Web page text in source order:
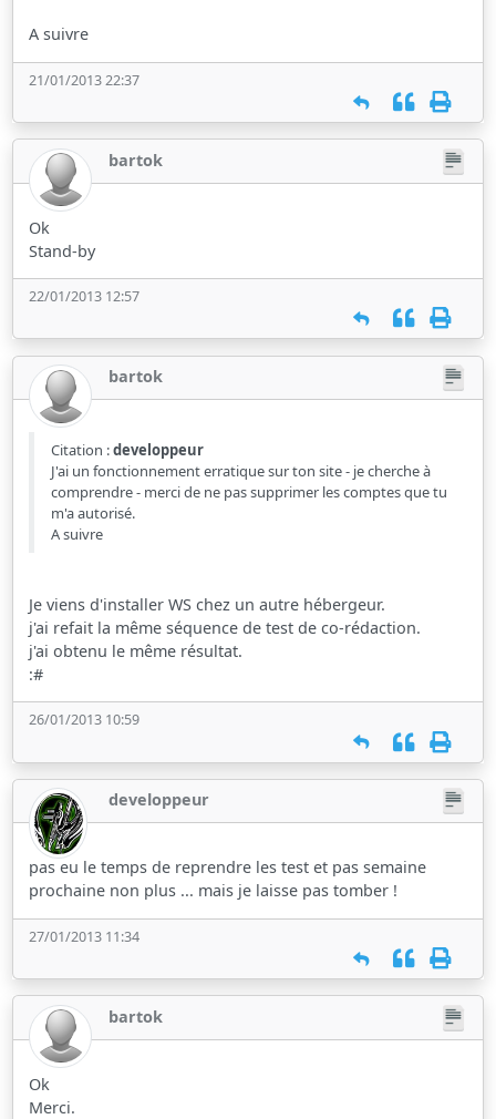
A suivre
21/01/2013 22:37
bartok
Ok
Stand-by
22/01/2013 12:57
bartok
Citation :developpeur
J'ai un fonctionnement erratique sur ton site - je cherche à
comprendre - merci de ne pas supprimer les comptes que tu
m'a autorisé.
A suivre
Je viens d'installer WS chez un autre hébergeur.
j'ai refait la même séquence de test de co-rédaction.
j'ai obtenu le même résultat.
:#
26/01/2013 10:59
developpeur
pas eu le temps de reprendre les test et pas semaine
prochaine non plus ... mais je laisse pas tomber !
27/01/2013 11:34
bartok
Ok
Merci.